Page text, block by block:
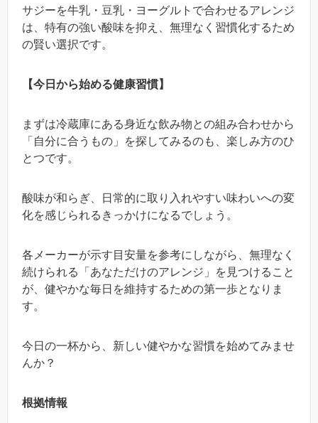
サジーを牛乳・豆乳・ヨーグルトで合わせるアレンジ
は、特有の強い酸味を抑え、無理なく習慣化するため
の賢い選択です。
【今日から始める健康習慣】
まずは冷蔵庫にある身近な飲み物との組み合わせから
「自分に合うもの」を探してみるのも、楽しみ方のひ
とつです。
酸味が和らぎ、日常的に取り入れやすい味わいへの変
化を感じられるきっかけになるでしょう。
各メーカーが示す目安量を参考にしながら、無理なく
続けられる「あなただけのアレンジ」を見つけること
が、健やかな毎日を維持するための第一歩となりま
す。
今日の一杯から、新しい健やかな習慣を始めてみませ
んか？
根拠情報